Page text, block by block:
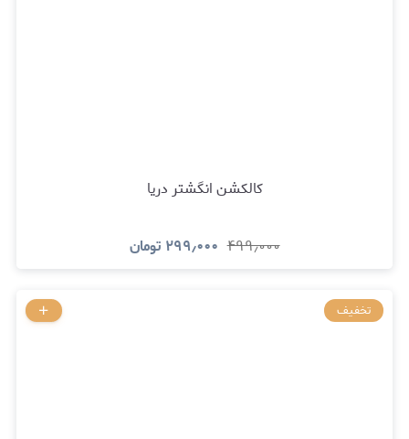
کالکشن انگشتر دریا
۴۹۹٫۰۰۰ ۲۹۹٫۰۰۰ تومان
تخفیف